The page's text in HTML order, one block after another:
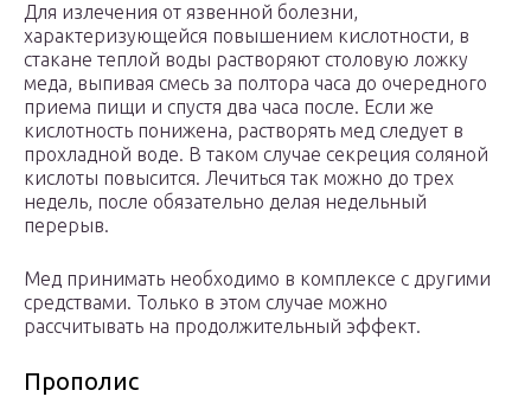
Для излечения от язвенной болезни,
характеризующейся повышением кислотности, в
стакане теплой воды растворяют столовую ложку
меда, выпивая смесь за полтора часа до очередного
приема пищи и спустя два часа после. Если же
кислотность понижена, растворять мед следует в
прохладной воде. В таком случае секреция соляной
кислоты повысится. Лечиться так можно до трех
недель, после обязательно делая недельный
перерыв.
Мед принимать необходимо в комплексе с другими
средствами. Только в этом случае можно
рассчитывать на продолжительный эффект.
Прополис